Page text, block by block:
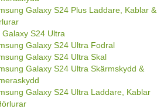
Galaxy S24 Plus Laddare, Kablar &
S24 Ultra
Galaxy S24 Ultra Fodral
Galaxy S24 Ultra Skal
Galaxy S24 Ultra Skärmskydd &
Galaxy S24 Ultra Laddare, Kablar